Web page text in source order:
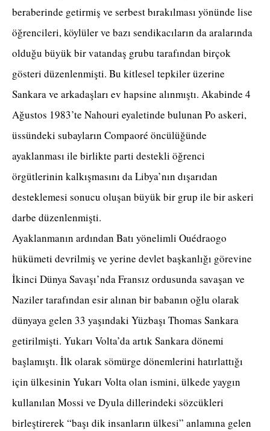
beraberinde getirmiş ve serbest bırakılması yönünde lise
öğrencileri, köylüler ve bazı sendikacıların da aralarında
olduğu büyük bir vatandaş grubu tarafından birçok
gösteri düzenlenmişti. Bu kitlesel tepkiler üzerine
Sankara ve arkadaşları ev hapsine alınmıştı. Akabinde 4
Ağustos 1983’te Nahouri eyaletinde bulunan Po askeri,
üssündeki subayların Compaoré öncülüğünde
ayaklanması ile birlikte parti destekli öğrenci
örgütlerinin kalkışmasını da Libya’nın dışarıdan
desteklemesi sonucu oluşan büyük bir grup ile bir askeri
darbe düzenlenmişti.
Ayaklanmanın ardından Batı yönelimli Ouédraogo
hükümeti devrilmiş ve yerine devlet başkanlığı görevine
İkinci Dünya Savaşı’nda Fransız ordusunda savaşan ve
Naziler tarafından esir alınan bir babanın oğlu olarak
dünyaya gelen 33 yaşındaki Yüzbaşı Thomas Sankara
getirilmişti. Yukarı Volta’da artık Sankara dönemi
başlamıştı. İlk olarak sömürge dönemlerini hatırlattığı
için ülkesinin Yukarı Volta olan ismini, ülkede yaygın
kullanılan Mossi ve Dyula dillerindeki sözcükleri
birleştirerek “başı dik insanların ülkesi” anlamına gelen